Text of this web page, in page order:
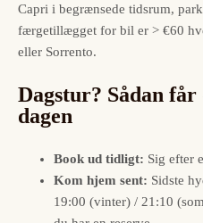
Capri i begrænsede tidsrum,
færgetillægget for bil er > €60
eller Sorrento.
Dagstur? Sådan får
dagen
Book ud tidligt: Sig efter
Kom hjem sent: Sidste
19:00 (vinter) / 21:10